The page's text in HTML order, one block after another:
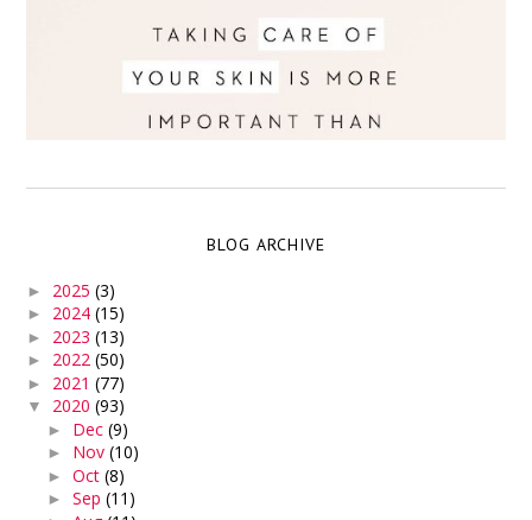
BLOG ARCHIVE
► 2025(3)
► 2024(15)
► 2023(13)
► 2022(50)
► 2021(77)
▼ 2020(93)
► Dec(9)
► Nov(10)
►Oct(8)
►Sep(11)